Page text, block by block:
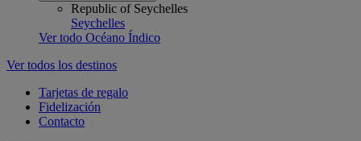
Republic of Seychelles
Seychelles
Ver todo Océano Índico
Ver todos los destinos
Tarjetas de regalo
Fidelización
Contacto